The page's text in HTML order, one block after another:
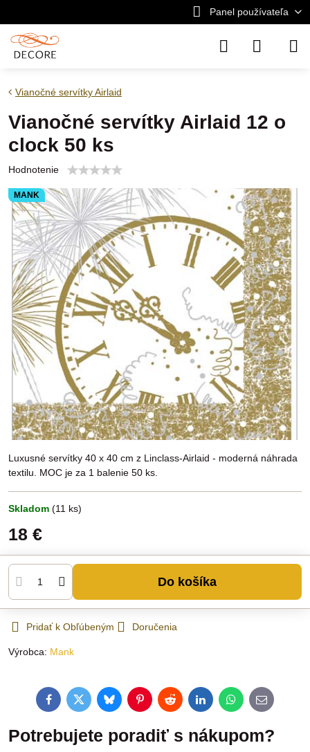
Panel používateľa
MANK
Vianočné servítky Airlaid
Vianočné servítky Airlaid 12 o
clock 50 ks
Hodnotenie
Luxusné servítky 40 x 40 cm z Linclass-Airlaid - moderná náhrada
textilu. MOC je za 1 balenie 50 ks.
Skladom (11 ks)
18 €
Do košíka
Pridať k Obľúbeným Doručenia
Výrobca: Mank
FacebookTwitterBlueskyPinterestRedditLinkedInWhatsApp
E-
mail
Potrebujete poradiť s nákupom?